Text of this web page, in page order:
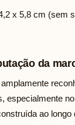
x 5,8 cm (sem
da
especialmente
ao longo